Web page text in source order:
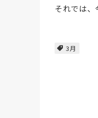
それでは
3月